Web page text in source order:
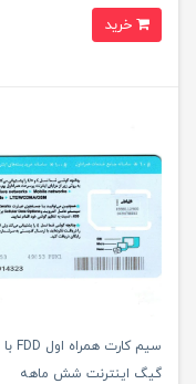
گیگ اینترنت شش ماهه